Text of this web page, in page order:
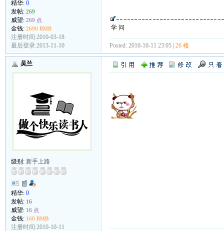
精华: 0
发帖: 269
威望: 269 点
金钱: 2690 RMB
注册时间:2010-03-18
最后登录:2013-11-10
学 问
Posted: 2010-10-11 23:05 | 26 楼
吴兰
级别: 新手上路
精华: 0
发帖: 16
威望: 16 点
金钱: 160 RMB
注册时间:2010-10-11